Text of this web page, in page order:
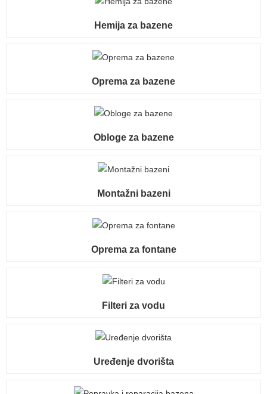
Hemija za bazene
Oprema za bazene
Obloge za bazene
Montažni bazeni
Oprema za fontane
Filteri za vodu
Uređenje dvorišta